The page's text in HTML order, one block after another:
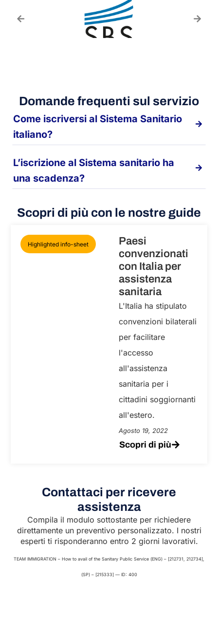
Domande frequenti sul servizio
Come iscriversi al Sistema Sanitario
italiano?
L’iscrizione al Sistema sanitario ha
una scadenza?
Scopri di più con le nostre guide
Highlighted info-sheet
Paesi
convenzionati
con Italia per
assistenza
sanitaria
L'Italia ha stipulato
convenzioni bilaterali
per facilitare
l'accesso
all'assistenza
sanitaria per i
cittadini soggiornanti
all'estero.
Agosto 19, 2022
Scopri di più
Contattaci per ricevere
assistenza
Compila il modulo sottostante per richiedere
direttamente un preventivo personalizzato. I nostri
esperti ti risponderanno entro 2 giorni lavorativi.
TEAM IMMIGRATION – How to avail of the Sanitary Public Service (ENG) – [212731, 212734],
(SP) – [215333] — ID: 400